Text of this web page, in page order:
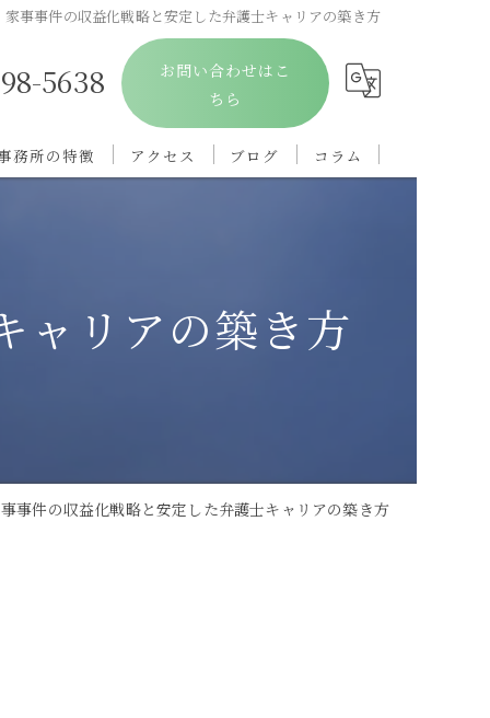
家事事件の収益化戦略と安定した弁護士キャリアの築き方
5638
お問い合わせはこ
ちら
務所の特徴
料
アクセス ブログ コラム
ャリアの築き方
事件の収益化戦略と安定した弁護士キャリアの築き方